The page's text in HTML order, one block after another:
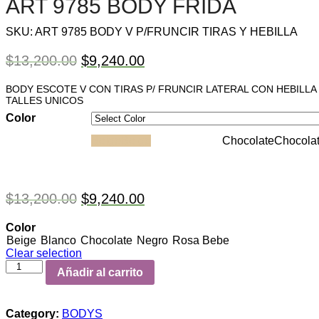
ART 9785 BODY FRIDA
SKU: ART 9785 BODY V P/FRUNCIR TIRAS Y HEBILLA
$13,200.00 $9,240.00
BODY ESCOTE V CON TIRAS P/ FRUNCIR LATERAL CON HEBILLA
TALLES UNICOS
Color
Chocolate
$13,200.00 $9,240.00
Color
Beige Blanco Chocolate Negro Rosa Bebe
Clear selection
Añadir al carrito
Category: BODYS